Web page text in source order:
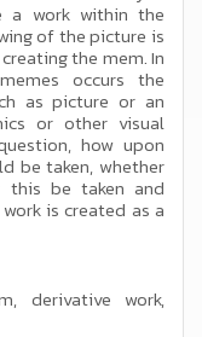
a work within the
of the picture is
the mem. In
occurs the
as picture or an
or other visual
how upon
be taken, whether
this be taken and
is created as a
derivative work,